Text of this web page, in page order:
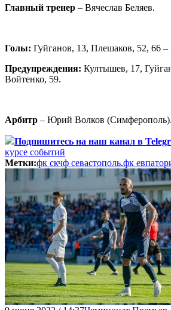
Главный тренер – Вячеслав Беляев.
Голы: Гуйганов, 13, Плешаков, 52, 66
Предупреждения: Култышев, 17,
Войтенко, 59.
Арбитр – Юрий Волков (Симферополь).
Подпишитесь на наш канал в
курсе событий
Метки:фк скчф севастополь,фк